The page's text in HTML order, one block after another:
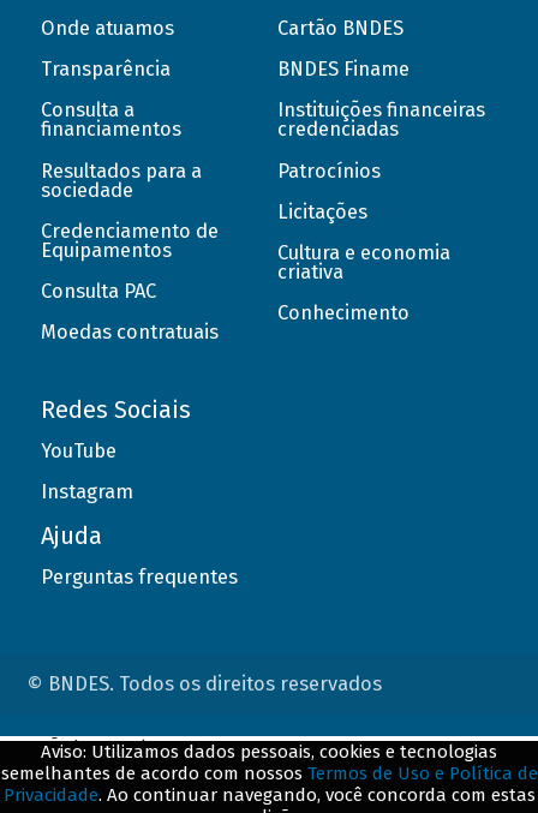
Onde atuamos
Transparência
Consulta a
financiamentos
Resultados para a
sociedade
Credenciamento de
Equipamentos
Consulta PAC
Moedas contratuais
Cartão BNDES
BNDES Finame
Instituições financeiras
credenciadas
Patrocínios
Licitações
Cultura e economia
criativa
Conhecimento
Redes Sociais
YouTube
Instagram
Ajuda
Perguntas frequentes
© BNDES. Todos os direitos reservados
Aviso: Utilizamos dados pessoais, cookies e tecnologias
semelhantes de acordo com nossos Termos de Uso e Política de
Privacidade. Ao continuar navegando, você concorda com estas
ConteÃºdo complementar
${title}${badge}